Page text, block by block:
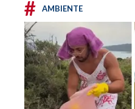
# AMBIENTE